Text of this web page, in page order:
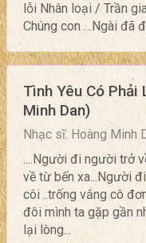
lỗi Nhân loại / Trần
Chúng con …Ngài đã
Tình Yêu Có
Minh Dan)
Nhạc sĩ: Hoàng Minh
....Người đi người trở
về từ bến xa...Người
côi ..trống vắng cô
đôi mình ta gặp gần
lại lòng...